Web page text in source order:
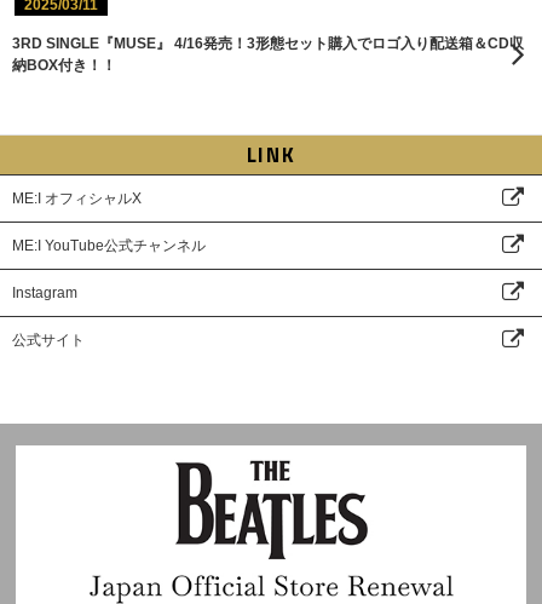
2025/03/11
3RD SINGLE『MUSE』 4/16発売！3形態セット購入でロゴ入り配送箱＆CD収
納BOX付き！！
LINK
ME:I オフィシャルX
ME:I YouTube公式チャンネル
Instagram
公式サイト